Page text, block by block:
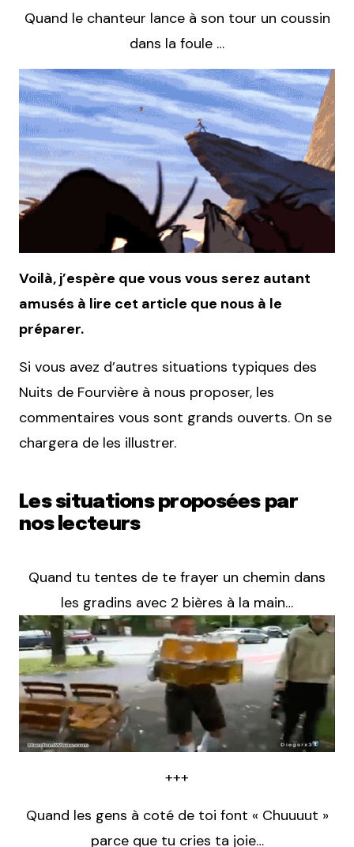
Quand le chanteur lance à son tour un coussin
dans la foule …
Voilà, j’espère que vous vous serez autant
amusés à lire cet article que nous à le
préparer.
Si vous avez d’autres situations typiques des
Nuits de Fourvière à nous proposer, les
commentaires vous sont grands ouverts. On se
chargera de les illustrer.
Les situations proposées par
nos lecteurs
Quand tu tentes de te frayer un chemin dans
les gradins avec 2 bières à la main…
+++
Quand les gens à coté de toi font « Chuuuut »
parce que tu cries ta joie…